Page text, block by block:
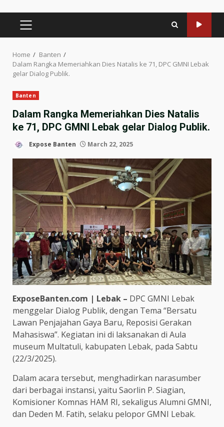
PRIMARY
MENU
Home
Banten
Dalam Rangka Memeriahkan Dies Natalis ke 71, DPC GMNI Lebak
gelar Dialog Publik.
Banten
Dalam Rangka Memeriahkan Dies Natalis
ke 71, DPC GMNI Lebak gelar Dialog Publik.
Expose Banten March 22, 2025
ExposeBanten.com | Lebak – DPC GMNI Lebak
menggelar Dialog Publik, dengan Tema “Bersatu
Lawan Penjajahan Gaya Baru, Reposisi Gerakan
Mahasiswa”. Kegiatan ini di laksanakan di Aula
museum Multatuli, kabupaten Lebak, pada Sabtu
(22/3/2025).
Dalam acara tersebut, menghadirkan narasumber
dari berbagai instansi, yaitu Saorlin P. Siagian,
Komisioner Komnas HAM RI, sekaligus Alumni GMNI,
dan Deden M. Fatih, selaku pelopor GMNI Lebak.